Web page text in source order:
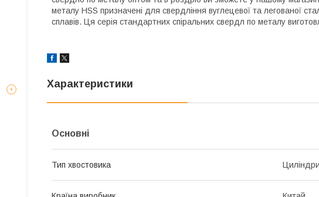
металу HSS призначені для свердління вуглецевої та легованої
сплавів. Ця серія стандартних спіральних свердл по металу
Характеристики
Основні
Тип хвостовика